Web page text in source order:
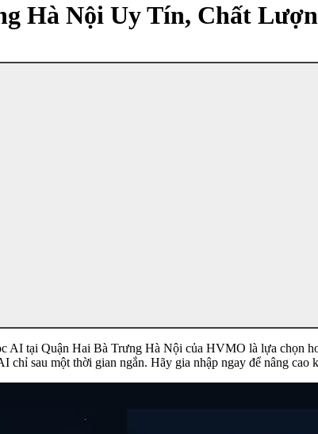
Hà Nội Uy Tín, Chất
AI tại Quận Hai Bà Trưng Hà Nội của HVMO là lựa chọn
sau một thời gian ngắn. Hãy gia nhập ngay để nâng cao